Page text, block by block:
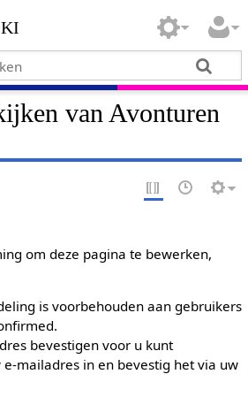
van Avonturen
om deze pagina te bewerken,
is voorbehouden aan gebruikers
bevestigen voor u kunt
mailadres in en bevestig het via uw